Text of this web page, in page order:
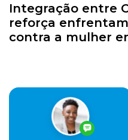
Integração entre
reforça
contra a mulher